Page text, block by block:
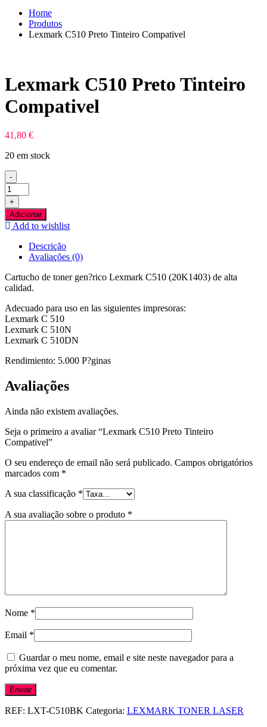
Home
Produtos
Lexmark C510 Preto Tinteiro Compativel
Lexmark C510 Preto Tinteiro
Compativel
41,80 €
20 em stock
-
Quantidade
de
Lexmark
C510
Preto
Tinteiro
Compativel
+
Adicionar
Add to wishlist
Descrição
Avaliações (0)
Cartucho de toner gen?rico Lexmark C510 (20K1403) de alta
calidad.
Adecuado para uso en las siguientes impresoras:
Lexmark C 510
Lexmark C 510N
Lexmark C 510DN
Rendimiento: 5.000 P?ginas
Avaliações
Ainda não existem avaliações.
Seja o primeiro a avaliar “Lexmark C510 Preto Tinteiro
Compativel”
O seu endereço de email não será publicado. Campos obrigatórios
marcados com *
A sua classificação *
A sua avaliação sobre o produto *
Nome *
Email *
Guardar o meu nome, email e site neste navegador para a
próxima vez que eu comentar.
REF: LXT-C510BK Categoria: LEXMARK TONER LASER